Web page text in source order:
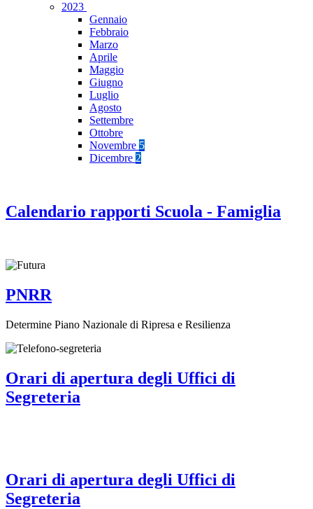
2023
Gennaio
Febbraio
Marzo
Aprile
Maggio
Giugno
Luglio
Agosto
Settembre
Ottobre
Novembre 5
Dicembre 2
Calendario rapporti Scuola - Famiglia
PNRR
Determine Piano Nazionale di Ripresa e Resilienza
Orari di apertura degli Uffici di
Segreteria
Orari di apertura degli Uffici di
Segreteria